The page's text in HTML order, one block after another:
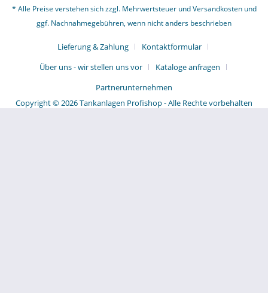
* Alle Preise verstehen sich zzgl. Mehrwertsteuer undVersandkostenund
ggf. Nachnahmegebühren, wenn nicht anders beschrieben
Lieferung & Zahlung
Kontaktformular
Über uns - wir stellen uns vor
Kataloge anfragen
Partnerunternehmen
Copyright © 2026 Tankanlagen Profishop - Alle Rechte vorbehalten